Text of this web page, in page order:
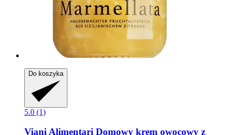
Do koszyka
5.0 (1)
Viani Alimentari Domowy krem ​​owocowy z